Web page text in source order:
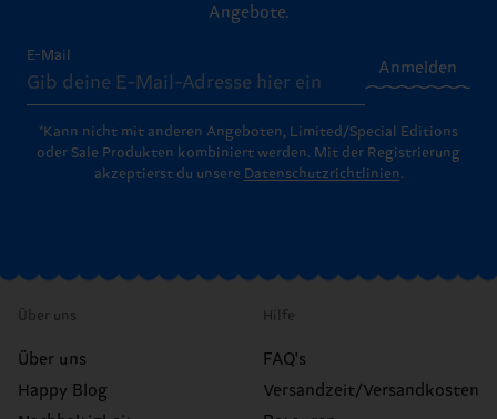
Angebote.
E-Mail
Anmelden
*Kann nicht mit anderen Angeboten, Limited/Special Editions
oder Sale Produkten kombiniert werden. Mit der Registrierung
akzeptierst du unsere Datenschutzrichtlinien.
Über uns
Über uns
Happy Blog
Hilfe
FAQ's
Versandzeit/Versandkosten